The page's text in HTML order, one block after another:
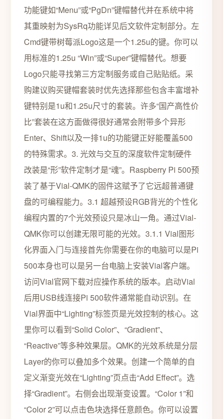
功能键如“Menu”或“PgDn”键帽替代并在系统中将
其重映射为SysRq功能详见后文软件定制部分。左
Cmd键带树莓派Logo这是一个1.25u的键。你可以
用标准的1.25u “Win”或“Super”键帽替代。想要
Logo只能寻找第三方定制服务或自己贴贴纸。采
购建议购买键帽套装时优先选择那些包含丰富增补
键特别是1u和1.25u尺寸的套装。许多“国产高性价
比”套装在这方面做得很好通常会附带多个异形
Enter、Shift以及一排1u的功能键正好能覆盖500
的特殊需求。3. 光效与交互的深度软件定制硬件
改装是“形”软件定制才是“魂”。Raspberry Pi 500预
装了基于Vial-QMK的固件这赋予了它远超普通键
盘的可编程能力。3.1 超越预设RGB背光的个性化
编程内置的7个光效预设只是冰山一角。通过Vial-
QMK你可以创建无限可能的光效。3.1.1 Vial图形
化界面入门与连接首先你需要在你的电脑可以是Pi
500本身也可以是另一台电脑上安装Vial客户端。
访问Vial官网下载对应操作系统的版本。启动Vial
后用USB线连接Pi 500软件通常能自动识别。在
Vial界面中“Lighting”标签页是光效控制的核心。这
里你可以看到“Solid Color”、“Gradient”、
“Reactive”等多种效果层。QMK的光效系统是分层
Layer的你可以叠加多个效果。创建一个简单的自
定义渐变光效在“Lighting”页点击“Add Effect”。选
择“Gradient”。右侧会出现渐变设置。“Color 1”和
“Color 2”可以点击色块选择任意颜色。你可以设置